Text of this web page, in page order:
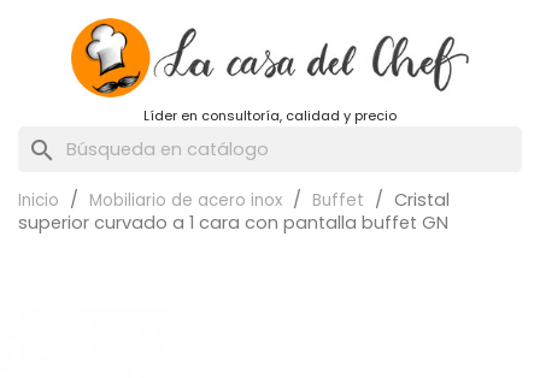
Líder en consultoría, calidad y precio
search
Inicio Mobiliario de acero inox Buffet
Cristal
superior curvado a 1 cara con pantalla buffet GN